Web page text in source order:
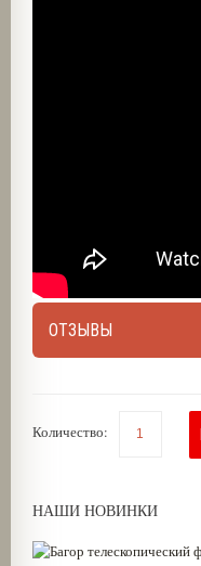
ОТЗЫВЫ
Количество:
НАШИ НОВИНКИ